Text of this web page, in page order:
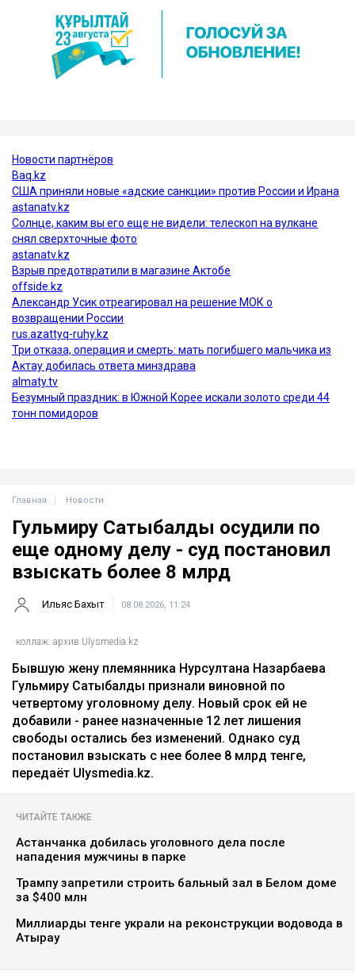
Главная Новости
Гульмиру Сатыбалды осудили по
еще одному делу - суд постановил
взыскать более 8 млрд
коллаж: архив Ulysmedia.kz
Бывшую жену племянника Нурсултана Назарбаева
Гульмиру Сатыбалды признали виновной по
четвертому уголовному делу. Новый срок ей не
добавили - ранее назначенные 12 лет лишения
свободы остались без изменений. Однако суд
постановил взыскать с нее более 8 млрд тенге,